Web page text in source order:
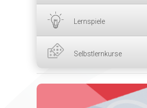
Lernspiele
Selbstlernkurse